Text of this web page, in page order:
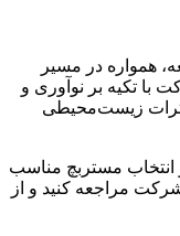
همواره در مسیر
با تکیه بر نوآوری و
اثرات زیست‌محیطی
انتخاب مستربچ مناسب
مراجعه کنید و از